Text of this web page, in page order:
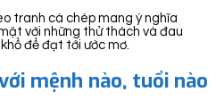
tranh cá chép mang ý nghĩa
với những thử thách và đau
để đạt tới ước mơ.
mệnh nào, tuổi nào